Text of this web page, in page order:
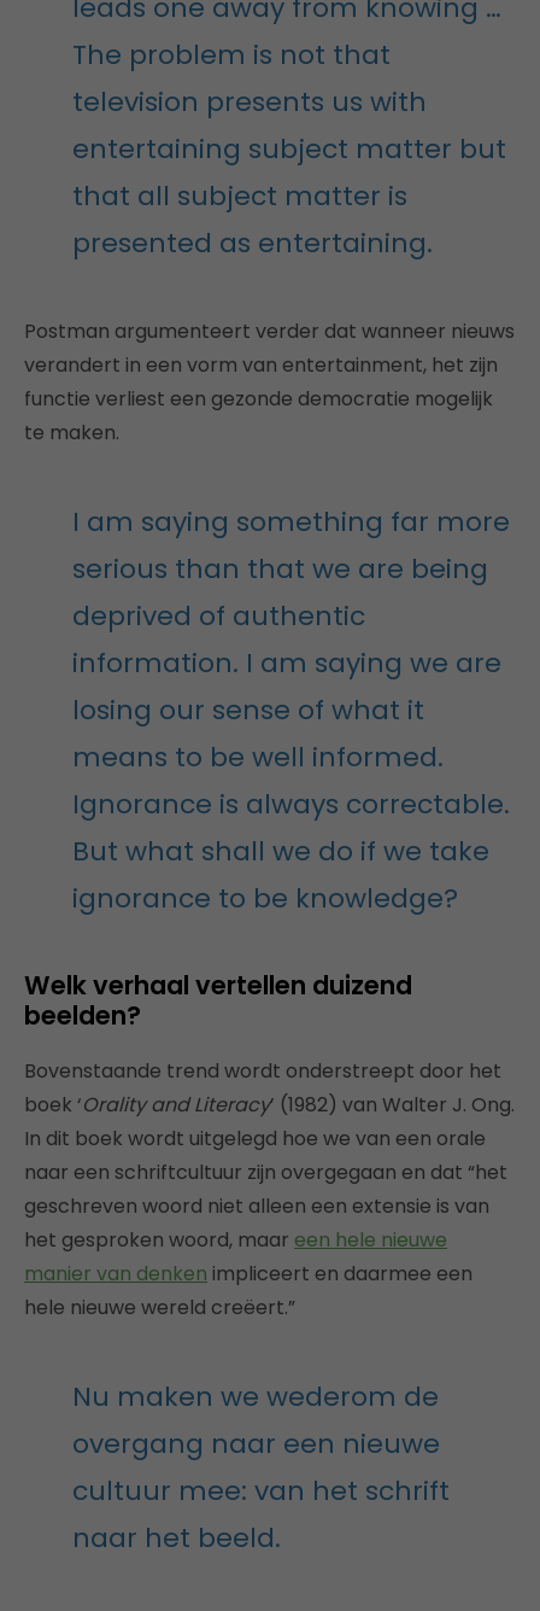
leads one away from knowing …
The problem is not that
television presents us with
entertaining subject matter but
that all subject matter is
presented as entertaining.
Postman argumenteert verder dat wanneer nieuws
verandert in een vorm van entertainment, het zijn
functie verliest een gezonde democratie mogelijk
te maken.
I am saying something far more
serious than that we are being
deprived of authentic
information. I am saying we are
losing our sense of what it
means to be well informed.
Ignorance is always correctable.
But what shall we do if we take
ignorance to be knowledge?
Welk verhaal vertellen duizend
beelden?
Bovenstaande trend wordt onderstreept door het
boek ‘Orality and Literacy’ (1982) van Walter J. Ong.
In dit boek wordt uitgelegd hoe we van een orale
naar een schriftcultuur zijn overgegaan en dat “het
geschreven woord niet alleen een extensie is van
het gesproken woord, maar een hele nieuwe
manier van denken impliceert en daarmee een
hele nieuwe wereld creëert.”
Nu maken we wederom de
overgang naar een nieuwe
cultuur mee: van het schrift
naar het beeld.